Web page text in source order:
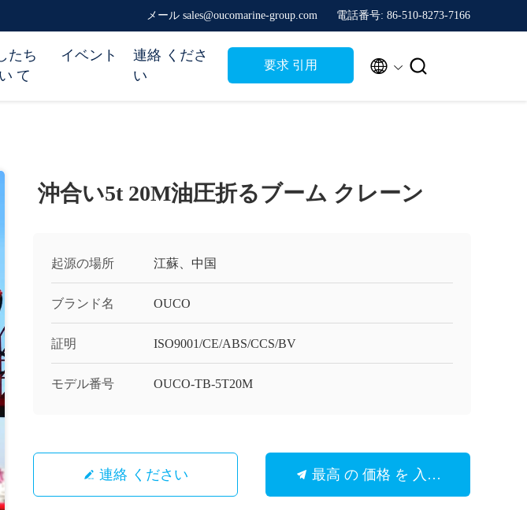
メール sales@oucomarine-group.com 電話番号: 86-510-8273-7166
たち
て
イベント
連絡 くださ
い
要求 引用  
沖合い5t 20M油圧折るブーム クレーン
起源の場所 江蘇、中国
ブランド名 OUCO
証明 ISO9001/CE/ABS/CCS/BV
モデル番号 OUCO-TB-5T20M
連絡 ください 最高 の 価格 を 入手 する